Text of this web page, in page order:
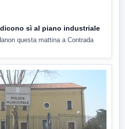
sì al piano industriale
questa mattina a Contrada